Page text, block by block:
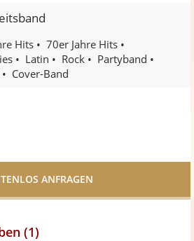
Hits
70er Jahre Hits
Latin Rock
Partyband
Cover-Band
(1)